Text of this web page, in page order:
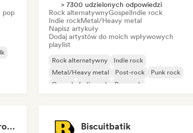
pop
> 7300 udzielonych odpowiedzi
Rock alternatywnyGospelIndie rock
Indie rockMetal/Heavy metal
Napisz artykuły
Dodaj artystów do moich wpływowych
playlist
Rock alternatywny
Indie rock
Metal/Heavy metal
Post-rock
Punk rock
Gospel
Indie rock Pop rock
Global Rock Underground Biscuitbatik